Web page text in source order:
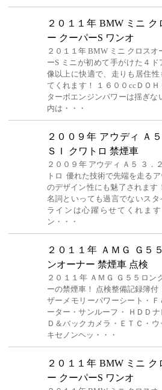
２０１１年 BMW ミニ ク
ー クーパーS ワンオ
２０１１年 BMW ミニ クロスオ
ーS ミニが初めて手がけた４ド
像以上に快適で、走りも居住性
てくれます！ １６００ccＤＯ
ターボエンジンパワーは揺ぎな
内は・・・
２００９年 アウディ Ａ
ＳＩ クワトロ 禁煙車
２００９年 アウディ Ａ５ ３．
トロ 優れた技術で先端を走る
のデザイン性にも魅了されます
名詞といっても過言でないスタ
ラインは心躍らせてくれま
ン・・・
２０１１年 ＡＭＧ Ｇ５
ンオーナー 禁煙車 点検
２０１１年 ＡＭＧ Ｇ５５ロン
ーの禁煙車！ 点検整備記録簿付
ザーメモリーパワーシート・Ｆ
ーター・サンルーフ・ ＨＤＤナ
Ｄ＆バックカメラ・ＥＴＣ・ウ
キセノンヘッ・・・
２０１１年 BMW ミニ ク
ー クーパーS ワンオ